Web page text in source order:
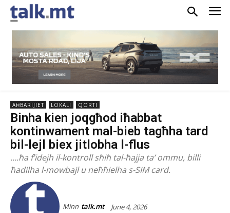
AĦBARIJIET LOKALI QORTI
Binha kien joqgħod iħabbat
kontinwament mal-bieb tagħha tard
bil-lejl biex jitlobha l-flus
….ħa f’idejh il-kontroll sħiħ tal-ħajja ta’ ommu, billi
ħadilha l-mowbajl u neħħielha s-SIM card.
Minn talk.mt June 4, 2026